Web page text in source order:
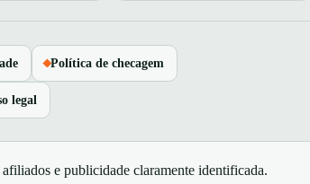
Política de checagem
legal
e publicidade claramente identificada.